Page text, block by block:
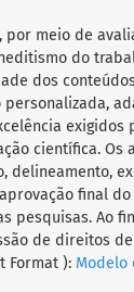
meio de
do
dos
exigidos
científica. Os
final
pesquisas. Ao
de direitos
Format ): Modelo